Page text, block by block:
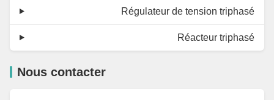
Régulateur de tension triphasé
Réacteur triphasé
Nous contacter